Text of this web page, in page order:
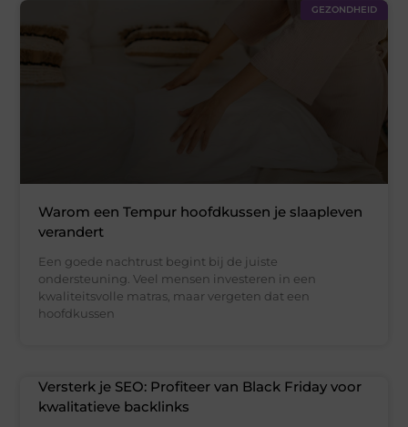
GEZONDHEID
Warom een Tempur hoofdkussen je slaapleven
verandert
Een goede nachtrust begint bij de juiste
ondersteuning. Veel mensen investeren in een
kwaliteitsvolle matras, maar vergeten dat een
hoofdkussen
Versterk je SEO: Profiteer van Black Friday voor
kwalitatieve backlinks